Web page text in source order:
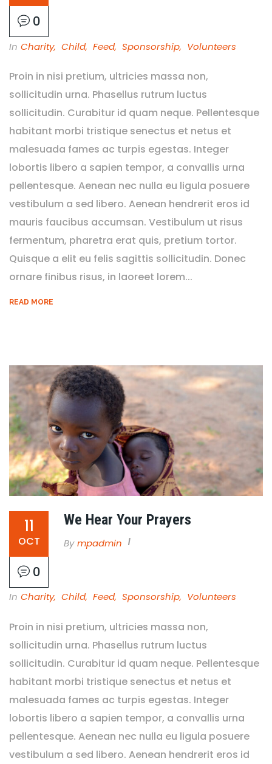
0
In Charity, Child, Feed, Sponsorship, Volunteers
Proin in nisi pretium, ultricies massa non,
sollicitudin urna. Phasellus rutrum luctus
sollicitudin. Curabitur id quam neque. Pellentesque
habitant morbi tristique senectus et netus et
malesuada fames ac turpis egestas. Integer
lobortis libero a sapien tempor, a convallis urna
pellentesque. Aenean nec nulla eu ligula posuere
vestibulum a sed libero. Aenean hendrerit eros id
mauris faucibus accumsan. Vestibulum ut risus
fermentum, pharetra erat quis, pretium tortor.
Quisque a elit eu felis sagittis sollicitudin. Donec
ornare finibus risus, in laoreet lorem...
READ MORE
11
OCT
0
We Hear Your Prayers
By Mpadmin
In Charity, Child, Feed, Sponsorship, Volunteers
Proin in nisi pretium, ultricies massa non,
sollicitudin urna. Phasellus rutrum luctus
sollicitudin. Curabitur id quam neque. Pellentesque
habitant morbi tristique senectus et netus et
malesuada fames ac turpis egestas. Integer
lobortis libero a sapien tempor, a convallis urna
pellentesque. Aenean nec nulla eu ligula posuere
vestibulum a sed libero. Aenean hendrerit eros id